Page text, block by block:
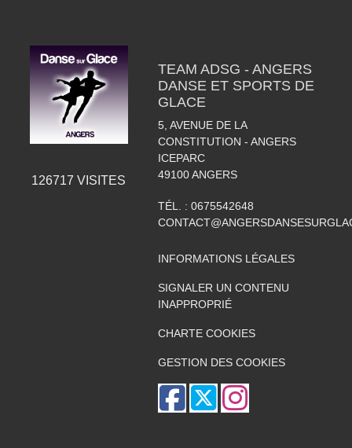
126717 VISITES
TEAM ADSG - ANGERS
DANSE ET SPORTS DE
GLACE
5, AVENUE DE LA
CONSTITUTION - ANGERS
ICEPARC
49100 ANGERS
TÉL. : 0675542648
INFORMATIONS LÉGALES
SIGNALER UN CONTENU
INAPPROPRIÉ
CHARTE COOKIES
GESTION DES COOKIES